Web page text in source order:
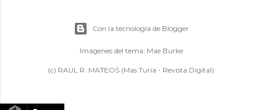
Con la tecnología de Blogger
Imágenes del tema: Mae Burke
(c) RAUL R. MATEOS (Mas Turia - Revista Digital)